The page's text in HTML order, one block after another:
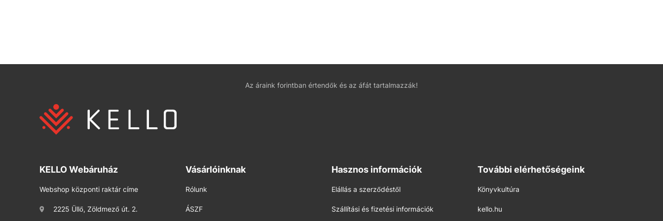
Az áraink forintban értendők és az áfát tartalmazzák!
KELLO Webáruház
Webshop központi raktár címe
2225 Üllő, Zöldmező út. 2.
Vásárlóinknak
Rólunk
ÁSZF
Hasznos információk
Elállás a szerződéstől
Szállítási és fizetési információk
További elérhetőségeink
Könyvkultúra
kello.hu